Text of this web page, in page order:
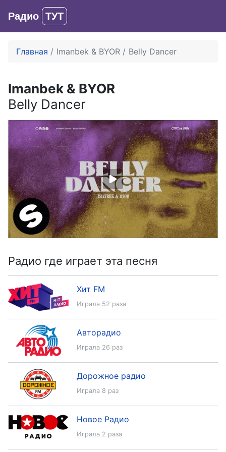
Радио ТУТ
Главная Imanbek & BYOR Belly Dancer
Imanbek & BYOR
Belly Dancer
Радио где играет эта песня
Играла 52 раза
Хит FM
Играла 26 раз
Авторадио
Играла 8 раз
Дорожное радио
Играла 2 раза
Новое Радио